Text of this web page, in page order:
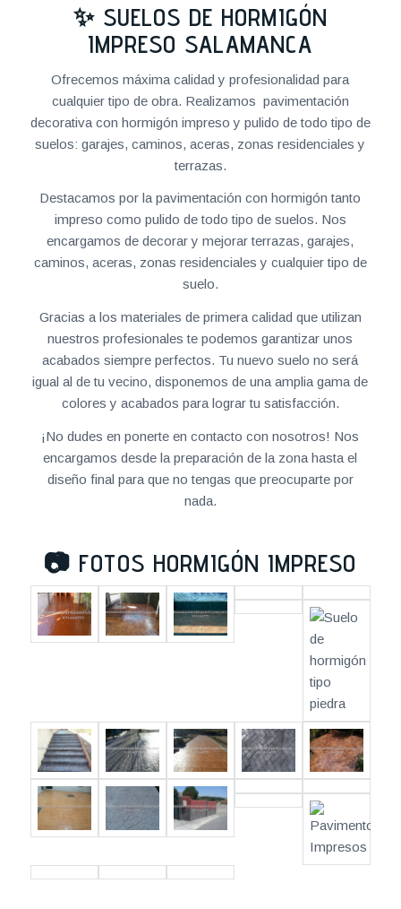
✨ SUELOS DE HORMIGÓN
IMPRESO SALAMANCA
Ofrecemos máxima calidad y profesionalidad para
cualquier tipo de obra. Realizamos pavimentación
decorativa con hormigón impreso y pulido de todo tipo de
suelos: garajes, caminos, aceras, zonas residenciales y
terrazas.
Destacamos por la pavimentación con hormigón tanto
impreso como pulido de todo tipo de suelos. Nos
encargamos de decorar y mejorar terrazas, garajes,
caminos, aceras, zonas residenciales y cualquier tipo de
suelo.
Gracias a los materiales de primera calidad que utilizan
nuestros profesionales te podemos garantizar unos
acabados siempre perfectos. Tu nuevo suelo no será
igual al de tu vecino, disponemos de una amplia gama de
colores y acabados para lograr tu satisfacción.
¡No dudes en ponerte en contacto con nosotros! Nos
encargamos desde la preparación de la zona hasta el
diseño final para que no tengas que preocuparte por
nada.
📷 FOTOS HORMIGÓN IMPRESO